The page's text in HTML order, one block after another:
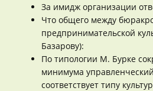
За имидж организации
Что общего между
предпринимательской
Базарову):
По типологии М. Бурке
минимума
соответствует типу